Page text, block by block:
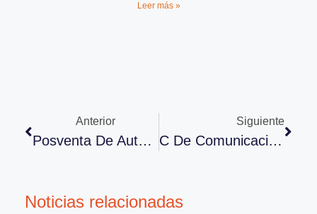
Leer más »
Anterior
Posventa De Automoción En El Congreso
Siguiente
C De Comunicación En El Congreso
Noticias relacionadas